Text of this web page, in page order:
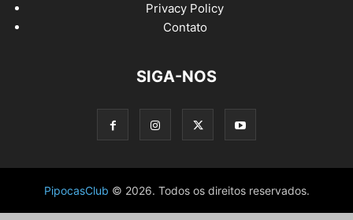
Privacy Policy
Contato
SIGA-NOS
PipocasClub © 2026. Todos os direitos reservados.